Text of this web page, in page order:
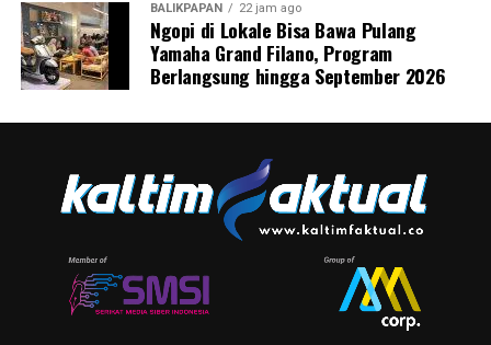
BALIKPAPAN 22 jam ago
Ngopi di Lokale Bisa Bawa Pulang
Yamaha Grand Filano, Program
Berlangsung hingga September 2026